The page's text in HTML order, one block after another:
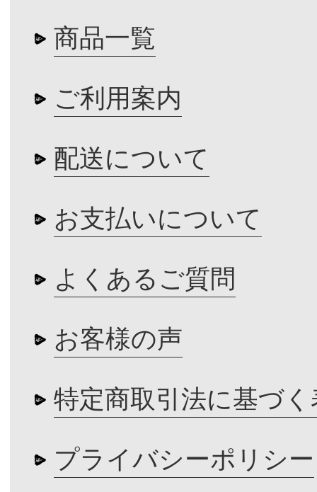
商品一覧
ご利用案内
配送について
お支払いについて
よくあるご質問
お客様の声
特定商取引法に基づく
プライバシーポリシー